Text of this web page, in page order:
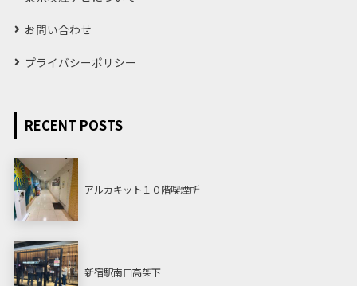
お問い合わせ
プライバシーポリシー
RECENT POSTS
アルカキット１０階喫煙所
新宿駅南口高架下